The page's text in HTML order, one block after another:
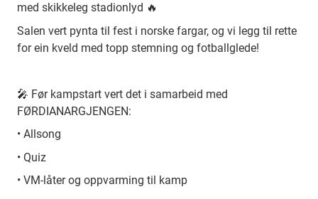
med skikkeleg stadionlyd 🔥
Salen vert pynta til fest i norske fargar, og vi legg til rette
for ein kveld med topp stemning og fotballglede!
🎤 Før kampstart vert det i samarbeid med
FØRDIANARGJENGEN:
• Allsong
• Quiz
• VM-låter og oppvarming til kamp